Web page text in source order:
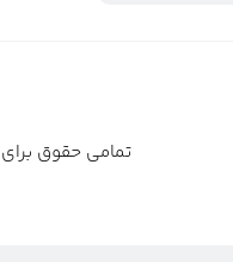
تمامی حقوق